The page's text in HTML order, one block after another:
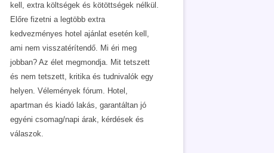
kell, extra költségek és kötöttségek nélkül.
Előre fizetni a legtöbb extra
kedvezményes hotel ajánlat esetén kell,
ami nem visszatérítendő. Mi éri meg
jobban? Az élet megmondja. Mit tetszett
és nem tetszett, kritika és tudnivalók egy
helyen. Vélemények fórum. Hotel,
apartman és kiadó lakás, garantáltan jó
egyéni csomag/napi árak, kérdések és
válaszok.